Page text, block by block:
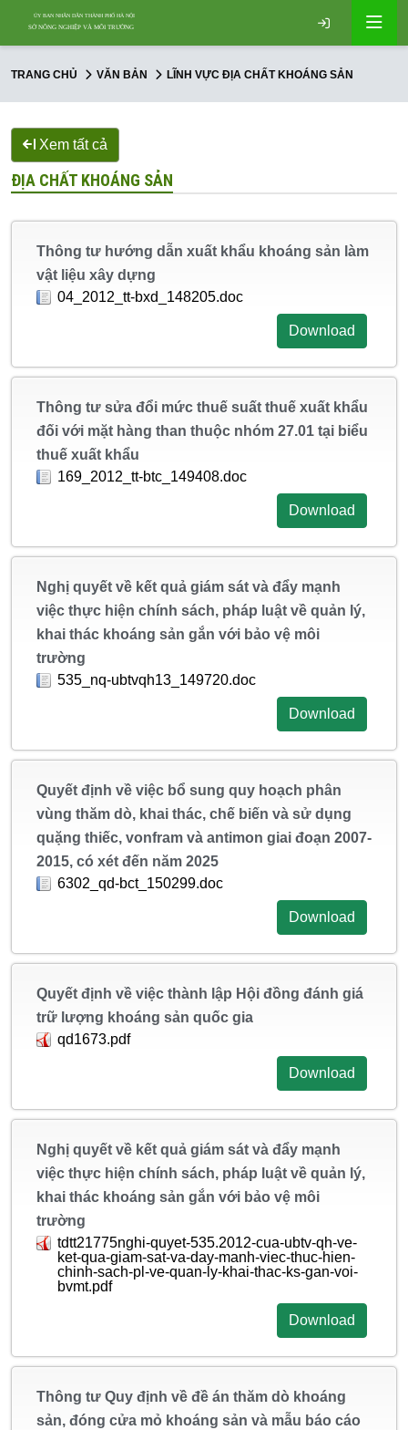
TRANG CHỦ VĂN BẢN LĨNH VỰC ĐỊA CHẤT KHOÁNG SẢN
Xem tất cả
ĐỊA CHẤT KHOÁNG SẢN
Thông tư hướng dẫn xuất khẩu khoáng sản làm
vật liệu xây dựng
04_2012_tt-bxd_148205.doc
Download
Thông tư sửa đổi mức thuế suất thuế xuất khẩu
đối với mặt hàng than thuộc nhóm 27.01 tại biểu
thuế xuất khẩu
169_2012_tt-btc_149408.doc
Download
Nghị quyết về kết quả giám sát và đẩy mạnh
việc thực hiện chính sách, pháp luật về quản lý,
khai thác khoáng sản gắn với bảo vệ môi
trường
535_nq-ubtvqh13_149720.doc
Download
Quyết định về việc bổ sung quy hoạch phân
vùng thăm dò, khai thác, chế biến và sử dụng
quặng thiếc, vonfram và antimon giai đoạn 2007-
2015, có xét đến năm 2025
6302_qd-bct_150299.doc
Download
Quyết định về việc thành lập Hội đồng đánh giá
trữ lượng khoáng sản quốc gia
qd1673.pdf
Download
Nghị quyết về kết quả giám sát và đẩy mạnh
việc thực hiện chính sách, pháp luật về quản lý,
khai thác khoáng sản gắn với bảo vệ môi
trường
tdtt21775nghi-quyet-535.2012-cua-ubtv-qh-ve-
ket-qua-giam-sat-va-day-manh-viec-thuc-hien-
chinh-sach-pl-ve-quan-ly-khai-thac-ks-gan-voi-
bvmt.pdf
Download
Thông tư Quy định về đề án thăm dò khoáng
sản, đóng cửa mỏ khoáng sản và mẫu báo cáo